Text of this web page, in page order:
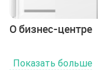
О бизнес-центре
Показать больше